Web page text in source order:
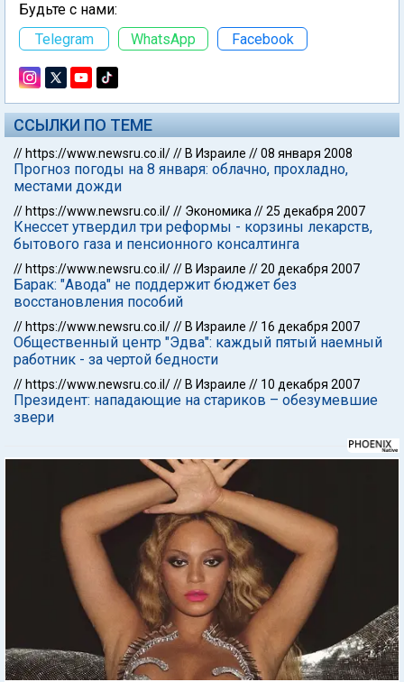
Будьте с нами:
Telegram
WhatsApp Facebook
ССЫЛКИ ПО ТЕМЕ
// https://www.newsru.co.il/// В Израиле //08 января 2008
Прогноз погоды на 8 января: облачно, прохладно,
местами дожди
// https://www.newsru.co.il/// Экономика //25 декабря 2007
Кнессет утвердил три реформы - корзины лекарств,
бытового газа и пенсионного консалтинга
// https://www.newsru.co.il/// В Израиле //20 декабря 2007
Барак: "Авода" не поддержит бюджет без
восстановления пособий
// https://www.newsru.co.il/// В Израиле // 16 декабря 2007
Общественный центр "Эдва": каждый пятый наемный
работник - за чертой бедности
// https://www.newsru.co.il/// В Израиле // 10 декабря 2007
Президент: нападающие на стариков – обезумевшие
звери